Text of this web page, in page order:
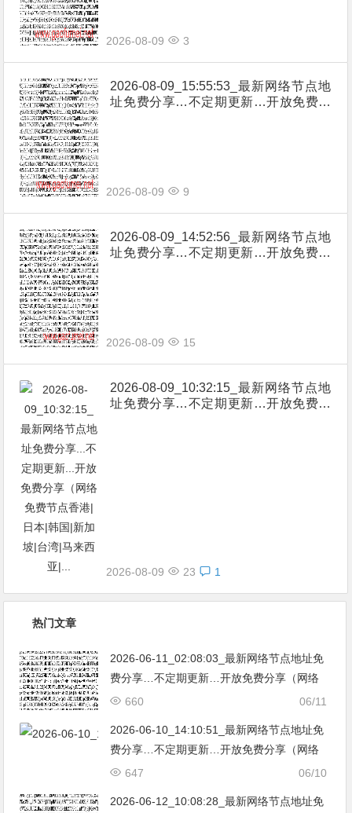
2026-08-09 3
2026-08-09_15:55:53_最新网络节点地
址免费分享…不定期更新…开放免费分
2026-08-09 9
2026-08-09_14:52:56_最新网络节点地
址免费分享…不定期更新…开放免费分
2026-08-09 15
2026-08-09_10:32:15_最新网络节点地
址免费分享…不定期更新…开放免费分
2026-08-09 23 1
热门文章
2026-06-11_02:08:03_最新网络节点地址免
费分享…不定期更新…开放免费分享（网络
免费节点香港|日本|韩国|新加坡|台湾|马来西
06/11
660
2026-06-10_14:10:51_最新网络节点地址免
费分享…不定期更新…开放免费分享（网络
免费节点香港|日本|韩国|新加坡|台湾|马来西
06/10
647
2026-06-12_10:08:28_最新网络节点地址免